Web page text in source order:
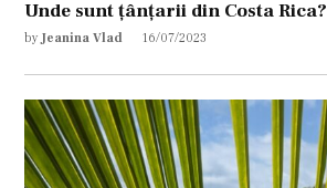
Unde sunt țânțarii din Costa Rica?
by Jeanina Vlad 16/07/2023